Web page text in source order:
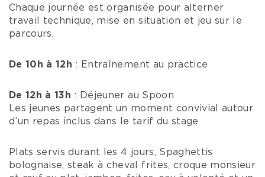
Chaque journée est organisée pour alterner
travail technique, mise en situation et jeu sur le
parcours.
De 10h à 12h : Entraînement au practice
De 12h à 13h : Déjeuner au Spoon
Les jeunes partagent un moment convivial autour
d’un repas inclus dans le tarif du stage
Plats servis durant les 4 jours, Spaghettis
bolognaise, steak à cheval frites, croque monsieur